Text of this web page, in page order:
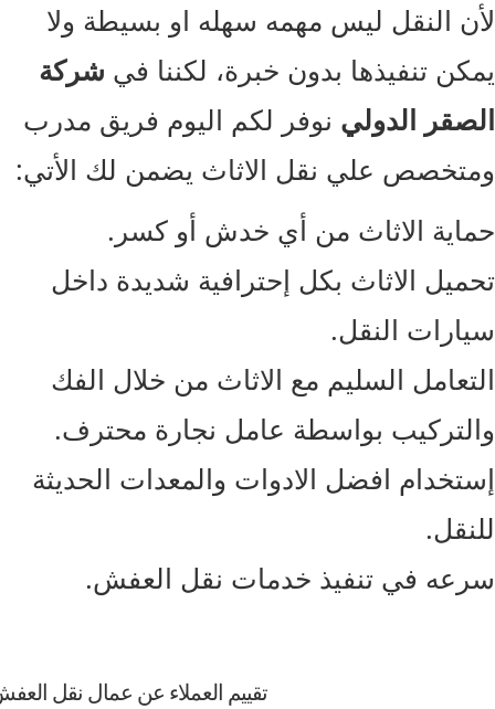
النقل ليس مهمه سهله او بسيطة ولا
تنفيذها بدون خبرة، لكننا فيشركة
الدولينوفر لكم اليوم فريق مدرب
علي نقل الاثاث يضمن لك الأتي:
الاثاث من أي خدش أو كسر.
الاثاث بكل إحترافية شديدة داخل
النقل.
السليم مع الاثاث من خلال الفك
بواسطة عامل نجارة محترف.
افضل الادوات والمعدات الحديثة
في تنفيذ خدمات نقل العفش.
تقييم العملاء عن عمال نقل العفش